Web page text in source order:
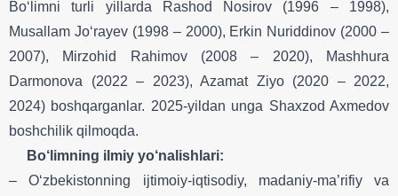
Bo‘limni turli yillarda Rashod Nosirov (1996 – 1998),
Musallam Jo‘rayev (1998 – 2000), Erkin Nuriddinov (2000 –
2007), Mirzohid Rahimov (2008 – 2020), Mashhura
Darmonova (2022 – 2023), Azamat Ziyo (2020 – 2022,
2024) boshqarganlar. 2025-yildan unga Shaxzod Axmedov
boshchilik qilmoqda.
Bo‘limning ilmiy yo‘nalishlari:
– O‘zbekistonning ijtimoiy-iqtisodiy, madaniy-ma’rifiy va